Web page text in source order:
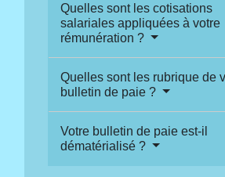
Quelles sont les cotisations
salariales appliquées à votre
rémunération ?
Quelles sont les rubrique de
bulletin de paie ?
Votre bulletin de paie est-il
dématérialisé ?